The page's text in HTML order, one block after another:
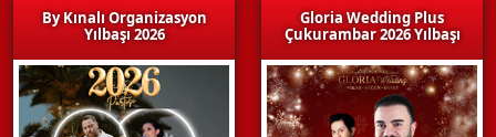
By Kınalı Organizasyon
Yılbaşı 2026
Gloria Wedding Plus
Çukurambar 2026 Yılbaşı